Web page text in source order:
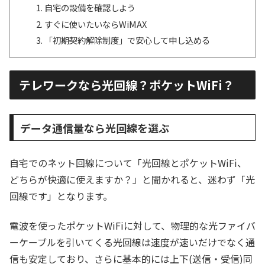
自宅の設備を確認しよう
すぐに使いたいならWiMAX
「初期契約解除制度」で安心して申し込める
テレワークなら光回線？ポケットWiFi？
データ通信量なら光回線を選ぶ
自宅でのネット回線について「光回線とポケットWiFi、
どちらが快適に使えますか？」と聞かれると、迷わず「光
回線です」となります。
電波を使ったポケットWiFiに対して、物理的な光ファイバ
ーケーブルを引いてくる光回線は速度が速いだけでなく通
信も安定しており、さらに基本的には上下(送信・受信)同